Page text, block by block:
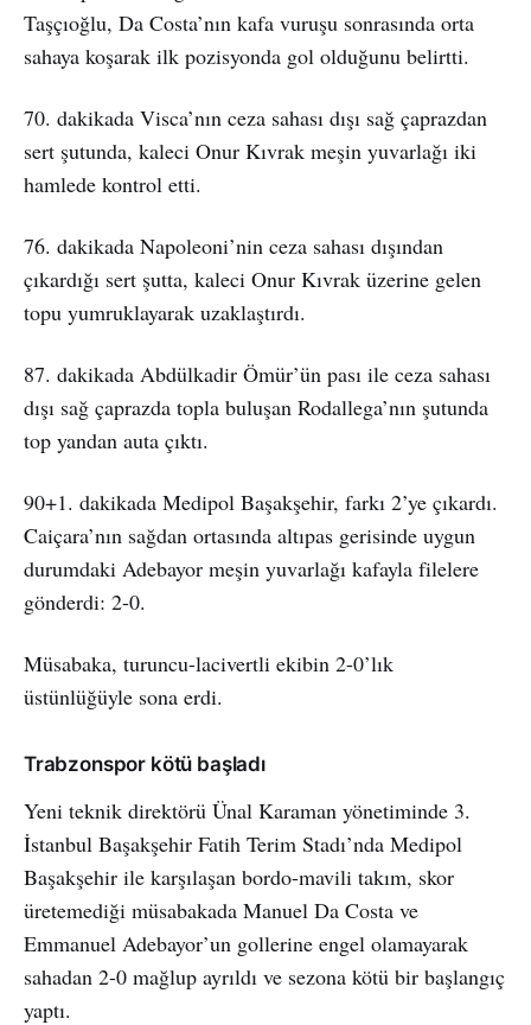
Taşçıoğlu, Da Costa’nın kafa vuruşu sonrasında orta
sahaya koşarak ilk pozisyonda gol olduğunu belirtti.
70. dakikada Visca’nın ceza sahası dışı sağ çaprazdan
sert şutunda, kaleci Onur Kıvrak meşin yuvarlağı iki
hamlede kontrol etti.
76. dakikada Napoleoni’nin ceza sahası dışından
çıkardığı sert şutta, kaleci Onur Kıvrak üzerine gelen
topu yumruklayarak uzaklaştırdı.
87. dakikada Abdülkadir Ömür’ün pası ile ceza sahası
dışı sağ çaprazda topla buluşan Rodallega’nın şutunda
top yandan auta çıktı.
90+1. dakikada Medipol Başakşehir, farkı 2’ye çıkardı.
Caiçara’nın sağdan ortasında altıpas gerisinde uygun
durumdaki Adebayor meşin yuvarlağı kafayla filelere
gönderdi: 2-0.
Müsabaka, turuncu-lacivertli ekibin 2-0’lık
üstünlüğüyle sona erdi.
Trabzonspor kötü başladı
Yeni teknik direktörü Ünal Karaman yönetiminde 3.
İstanbul Başakşehir Fatih Terim Stadı’nda Medipol
Başakşehir ile karşılaşan bordo-mavili takım, skor
üretemediği müsabakada Manuel Da Costa ve
Emmanuel Adebayor’un gollerine engel olamayarak
sahadan 2-0 mağlup ayrıldı ve sezona kötü bir başlangıç
yaptı.